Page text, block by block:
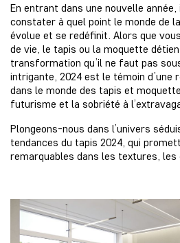
En entrant dans une nouvelle
constater à quel point le monde de
évolue et se redéfinit. Alors que
de vie, le tapis ou la moquette
transformation qu’il ne faut pas
intrigante, 2024 est le témoin d’une
dans le monde des tapis et
futurisme et la sobriété à
Plongeons-nous dans l’univers
tendances du tapis 2024, qui
remarquables dans les textures,